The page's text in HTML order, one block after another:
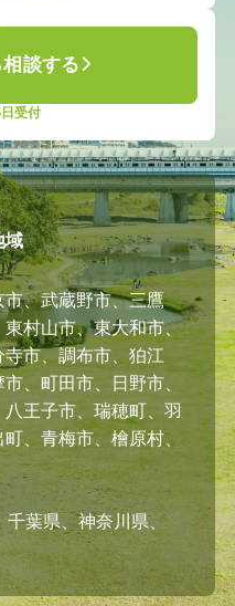
談する
受付
域
、武蔵野市、三鷹
村山市、東大和市、
市、調布市、狛江
、町田市、日野市、
王子市、瑞穂町、羽
、青梅市、檜原村、
葉県、神奈川県、